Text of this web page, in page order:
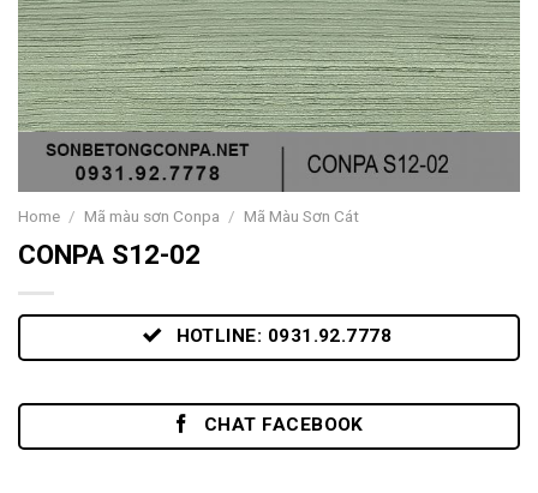
Home / Mã màu sơn Conpa / Mã Màu Sơn Cát
CONPA S12-02
HOTLINE: 0931.92.7778
CHAT FACEBOOK